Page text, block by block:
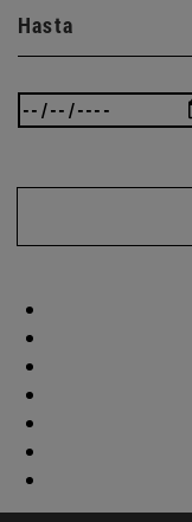
Hasta